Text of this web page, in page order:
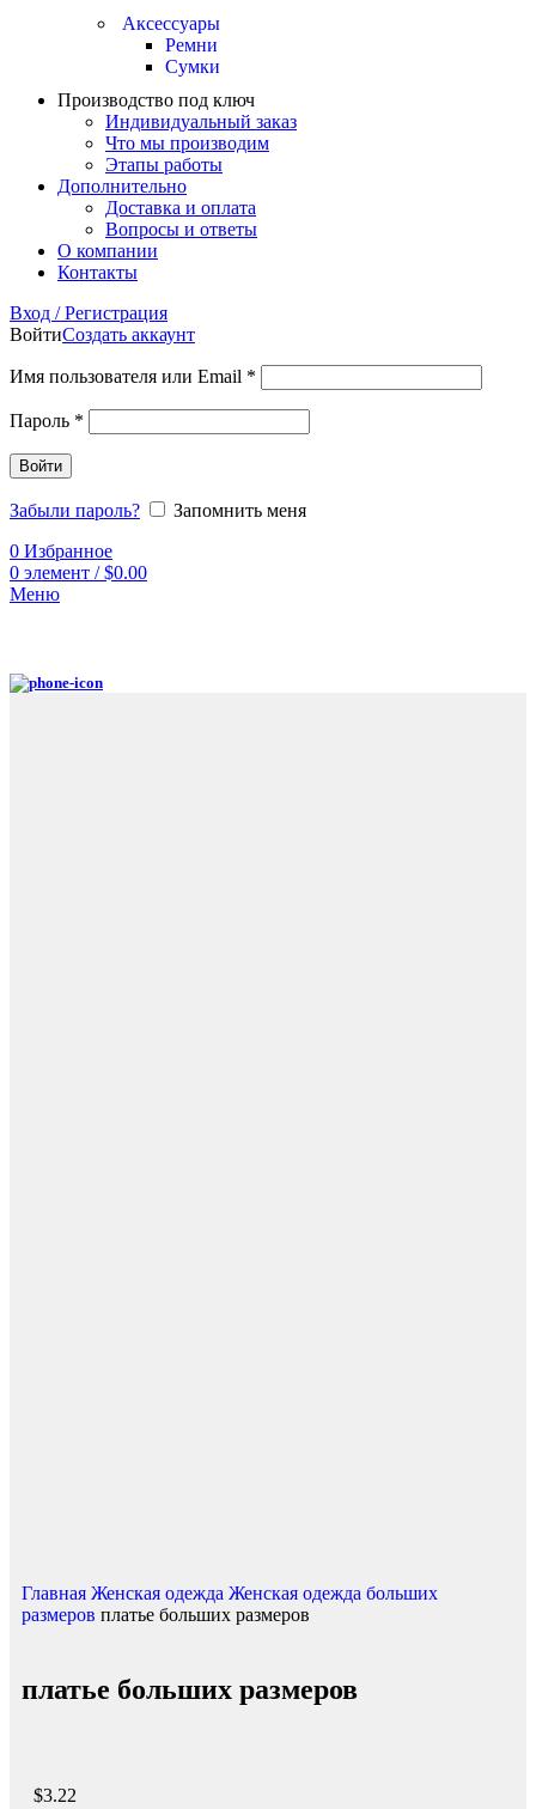
Аксессуары
Ремни
Сумки
Производство под ключ
Индивидуальный заказ
Что мы производим
Этапы работы
Дополнительно
Доставка и оплата
Вопросы и ответы
О компании
Контакты
Вход / Регистрация
ВойтиСоздать аккаунт
Имя пользователя или Email *
Пароль *
Войти
Забыли пароль?
Запомнить меня
0 Избранное
0 элемент / $0.00
Меню
Главная Женская одежда Женская одежда больших
размеров платье больших размеров
платье больших размеров
$3.22